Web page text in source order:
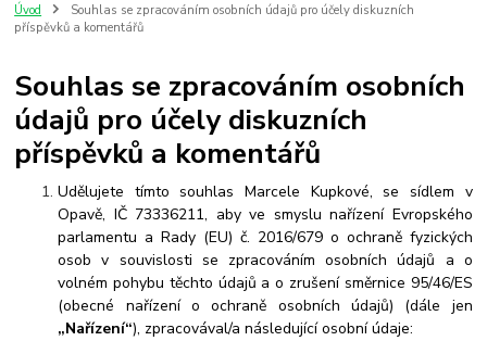
Úvod
Souhlas se zpracováním osobních údajů pro účely diskuzních
příspěvků a komentářů
Souhlas se zpracováním osobních
údajů pro účely diskuzních
příspěvků a komentářů
Udělujete tímto souhlas Marcele Kupkové, se sídlem v
Opavě, IČ 73336211, aby ve smyslu nařízení Evropského
parlamentu a Rady (EU) č. 2016/679 o ochraně fyzických
osob v souvislosti se zpracováním osobních údajů a o
volném pohybu těchto údajů a o zrušení směrnice 95/46/ES
(obecné nařízení o ochraně osobních údajů) (dále jen
„Nařízení“), zpracovával/a následující osobní údaje: